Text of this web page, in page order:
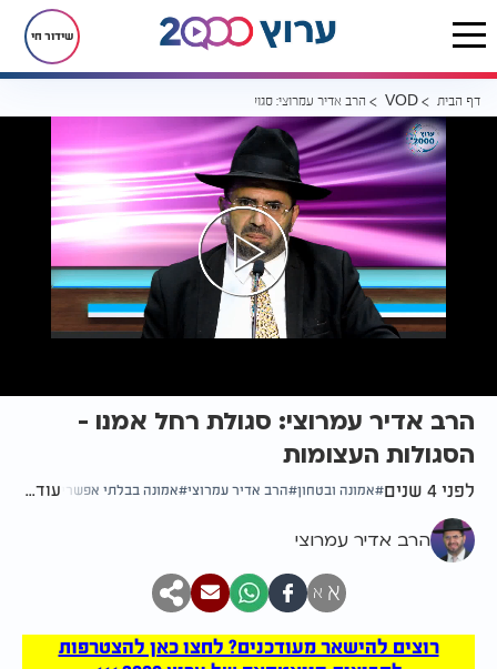
שידור חי
דף הבית VOD הרב אדיר עמרוצי: סגולת רחל אמנו - הסגולות העצומות
הרב אדיר עמרוצי: סגולת רחל אמנו -
הסגולות העצומות
לפני 4 שנים אמונה ובטחון הרב אדיר עמרוצי אמונה בבלתי אפשרי עוד...
הרב אדיר עמרוצי
א א
רוצים להישאר מעודכנים? לחצו כאן להצטרפות